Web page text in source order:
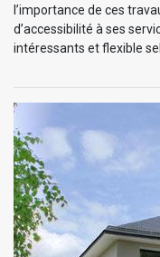
l’importance de ces
d’accessibilité à ses
intéressants et flexible